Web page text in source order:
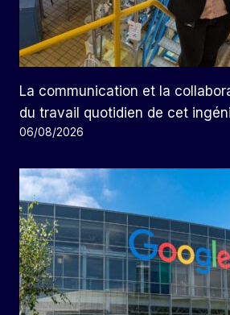
La communication et la
du travail quotidien de cet
06/08/2026